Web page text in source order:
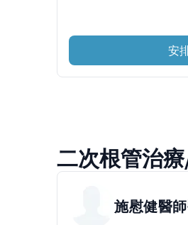
安
二次根管治
施慰健醫師